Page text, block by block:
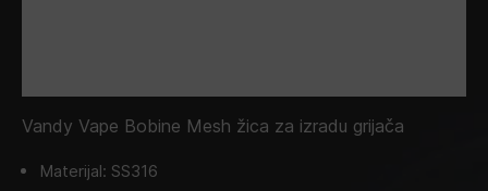
Vandy Vape Bobine Mesh žica za izradu grijača
Materijal: SS316